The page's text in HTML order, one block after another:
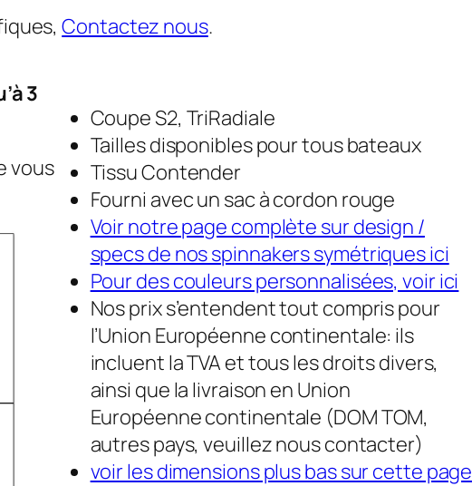
Contactez nous.
3
vous
Coupe S2, TriRadiale
Tailles disponibles pour tous bateaux
Tissu Contender
Fourni avec un sac à cordon rouge
Voir notre page complète sur design /
specs de nos spinnakers symétriques ici
Pour des couleurs personnalisées, voir ici
Nos prix s’entendent tout compris pour
l’Union Européenne continentale: ils
incluent la TVA et tous les droits divers,
ainsi que la livraison en Union
Européenne continentale (DOM TOM,
autres pays, veuillez nous contacter)
voir les dimensions plus bas sur cette page